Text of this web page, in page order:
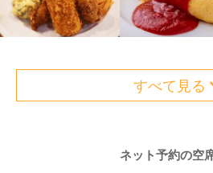
すべて見る
ネット予約の空